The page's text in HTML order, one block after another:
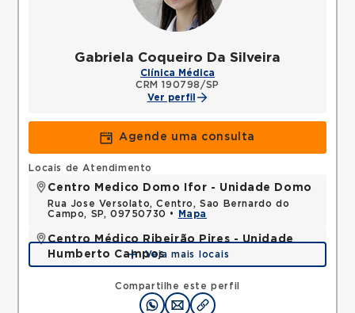
Gabriela Coqueiro Da Silveira
Clínica Médica
CRM 190798/SP
Ver perfil
Agende uma consulta
Compartilhe este perfil
Locais de Atendimento
Centro Medico Domo Ifor - Unidade Domo
Rua Jose Versolato, Centro, Sao Bernardo do
Campo, SP, 09750730 •
Mapa
Centro Médico Ribeirão Pires - Unidade
Humberto Campos
Avenida Humberto de Campos, Suissa, Ribeirao
Pires, SP, 09424600 •Mapa
Veja mais locais